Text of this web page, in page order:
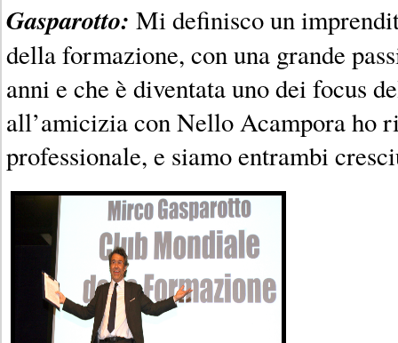
Gasparotto: Mi definisco un
della formazione, con una grande
anni e che è diventata uno dei focus
all’amicizia con Nello Acampora ho
professionale, e siamo entrambi